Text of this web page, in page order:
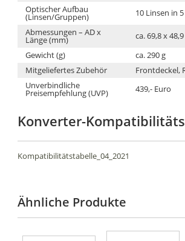
Optischer Aufbau
(Linsen/Gruppen)
10 Linsen in
Abmessungen – AD x
Länge (mm)
ca. 69,8 x
Gewicht (g)
ca. 290 g
Mitgeliefertes Zubehör
Frontdeckel,
Unverbindliche
Preisempfehlung (UVP) 439,- Euro
Konverter-
Kompatibilitätstabelle_04_2021
Ähnliche Produkte